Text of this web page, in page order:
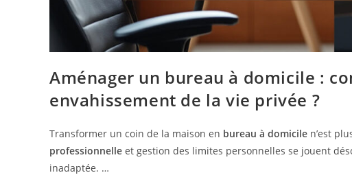
Aménager un bureau à domicile :
envahissement de la vie privée ?
Transformer un coin de la maison en bureau à domicile n’est
professionnelle et gestion des limites personnelles se jouent
inadaptée. …